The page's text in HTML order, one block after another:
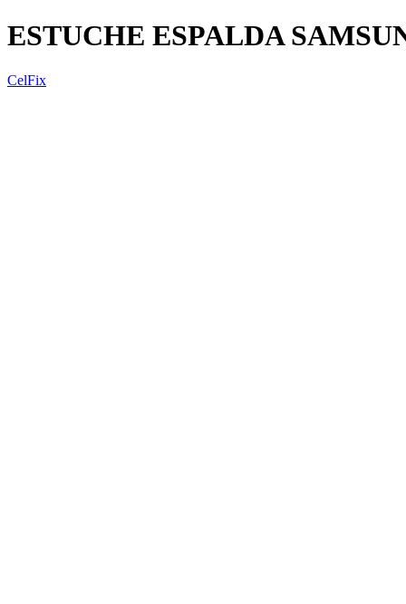
ESTUCHE ESPALDA
CelFix